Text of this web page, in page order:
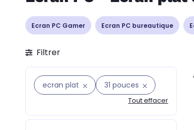
Ecran PC Gamer Ecran PC bureautique
Filtrer
ecran plat 31 pouces
Tout effacer